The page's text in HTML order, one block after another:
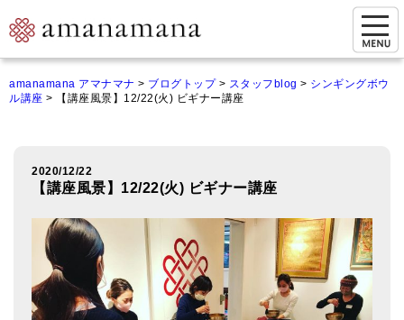
ご来店&購入
オンライン相談&購入
シンギングボウル講座
倍音呼吸法レッスン
amanamana アマナマナ > ブログトップ> スタッフblog > シンギングボウ
ル講座 > 【講座風景】12/22(火) ビギナー講座
2020/12/22
【講座風景】12/22(火) ビギナー講座